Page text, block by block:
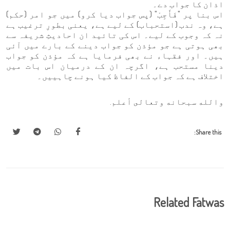
اذان کا جواب دے۔
اس بنا پر "فَأَجِبْ" (پس جواب دیا کرو) میں جو امر (حکم)
ہے، وہ ندب (استحباب) کے لیے ہے، یعنی بطورِ ترغیب ہے
نہ کہ وجوب کے لیے۔ اس کی تائید ان احادیثِ شریفہ سے
بھی ہوتی ہے جو مؤذن کو جواب دینے کے بارے میں آئی
ہیں۔ اور فقہاء نے بھی فرمایا ہے کہ مؤذن کو جواب
دینا مستحب ہے، اگرچہ ان کے درمیان اس بات میں
اختلاف ہے کہ جواب کے الفاظ کیا ہونے چاہییں۔
والله سبحانه وتعالى أعلم.
Share this:
Related Fatwas